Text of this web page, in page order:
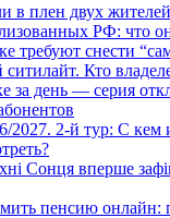
в плен двух
РФ: что
требуют снести
Кто
за день — серия
2-й тур: С кем
Сонця вперше
пенсию онлайн: